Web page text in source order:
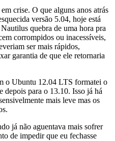
crise. O que alguns anos atrás
versão 5.04, hoje está
quebra de uma hora pra
corrompidos ou inacessíveis,
ser mais rápidos,
garantia de que ele retornaria
o Ubuntu 12.04 LTS formatei o
depois para o 13.10. Isso já há
mais leve mas os
já não aguentava mais sofrer
de impedir que eu fechasse